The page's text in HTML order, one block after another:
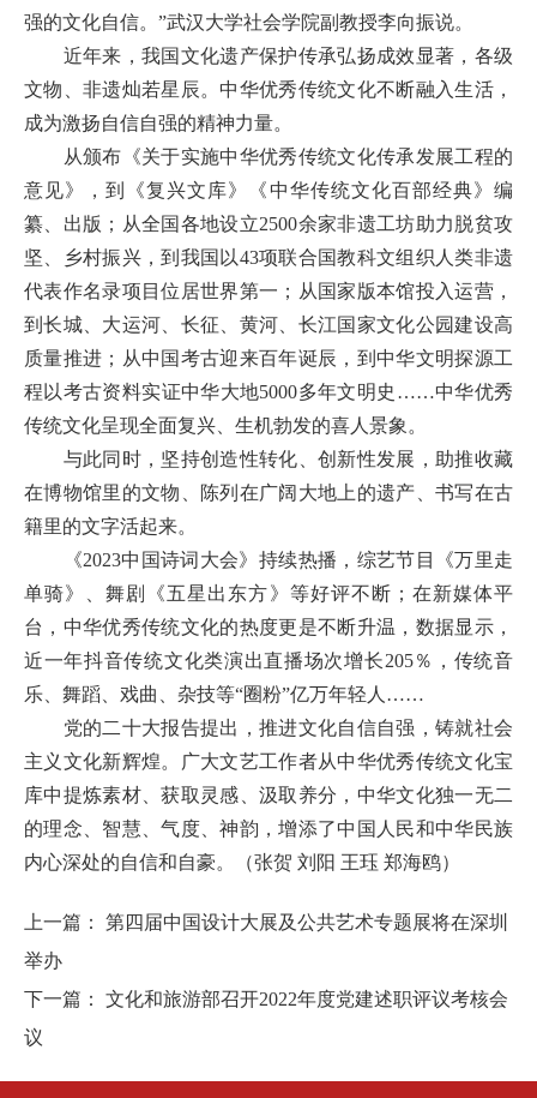
强的文化自信。”武汉大学社会学院副教授李向振说。
近年来，我国文化遗产保护传承弘扬成效显著，各级
文物、非遗灿若星辰。中华优秀传统文化不断融入生活，
成为激扬自信自强的精神力量。
从颁布《关于实施中华优秀传统文化传承发展工程的
意见》，到《复兴文库》《中华传统文化百部经典》编
纂、出版；从全国各地设立2500余家非遗工坊助力脱贫攻
坚、乡村振兴，到我国以43项联合国教科文组织人类非遗
代表作名录项目位居世界第一；从国家版本馆投入运营，
到长城、大运河、长征、黄河、长江国家文化公园建设高
质量推进；从中国考古迎来百年诞辰，到中华文明探源工
程以考古资料实证中华大地5000多年文明史……中华优秀
传统文化呈现全面复兴、生机勃发的喜人景象。
与此同时，坚持创造性转化、创新性发展，助推收藏
在博物馆里的文物、陈列在广阔大地上的遗产、书写在古
籍里的文字活起来。
《2023中国诗词大会》持续热播，综艺节目《万里走
单骑》、舞剧《五星出东方》等好评不断；在新媒体平
台，中华优秀传统文化的热度更是不断升温，数据显示，
近一年抖音传统文化类演出直播场次增长205％，传统音
乐、舞蹈、戏曲、杂技等“圈粉”亿万年轻人……
党的二十大报告提出，推进文化自信自强，铸就社会
主义文化新辉煌。广大文艺工作者从中华优秀传统文化宝
库中提炼素材、获取灵感、汲取养分，中华文化独一无二
的理念、智慧、气度、神韵，增添了中国人民和中华民族
内心深处的自信和自豪。（张贺 刘阳 王珏 郑海鸥）
上一篇： 第四届中国设计大展及公共艺术专题展将在深圳
举办
下一篇： 文化和旅游部召开2022年度党建述职评议考核会
议